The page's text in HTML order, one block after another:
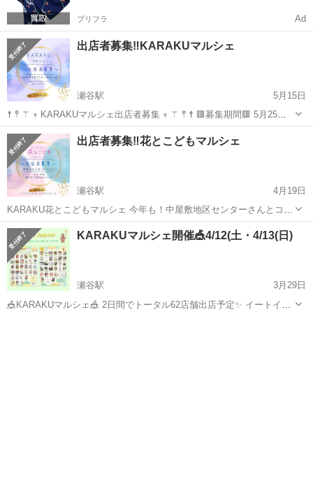
プリフラ Ad
出店者募集‼️KARAKUマルシェ
瀬谷駅
5月15日
☨ 𖤣 ⚚ 𖥧 KARAKUマルシェ出店者募集 𖥧 ⚚ 𖤣 ☨ 🟥募集期間🟥 5月25日
(日)19:00〜6月8日(日)19:00 今年の夏は3日間！！ 平日の金曜日、日曜
日はいつもと違った内容での開催予定 相鉄線瀬谷...
神奈川 横浜市 瀬谷駅 その他 ブース
出店者募集‼️花とこどもマルシェ
瀬谷駅
4月19日
KARAKU花とこどもマルシェ 今年も！中屋敷地区センターさんとコラ
ボ企画🌸 2027年に国際園芸博覧会が瀬谷で開催予定になります！ 会
場に1番近い中屋敷地区センターにて、花いっぱいボランティア活動に
も携わらせていただい...
神奈川 横浜市 瀬谷駅 その他 マルシェ
KARAKUマルシェ開催🎪4/12(土・4/13(日)
瀬谷駅
3月29日
🎪KARAKUマルシェ🎪 2日間でトータル62店舗出店予定✨ イートイン